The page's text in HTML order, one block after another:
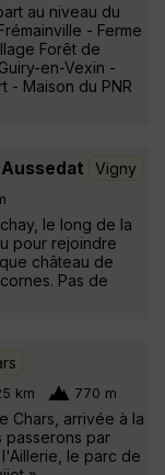
au niveau du
- Ferme
Forêt de
en-Vexin -
- Maison du PNR
Vigny
le long de la
pour rejoindre
château de
Pas de
km 770 m
Chars, arrivée à la
passerons par
le parc de